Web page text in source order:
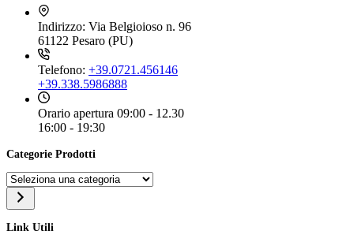
Indirizzo: Via Belgioioso n. 96
61122 Pesaro (PU)
Telefono: +39.0721.456146
+39.338.5986888
Orario apertura 09:00 - 12.30
16:00 - 19:30
Categorie Prodotti
Seleziona
una
categoria
Link Utili